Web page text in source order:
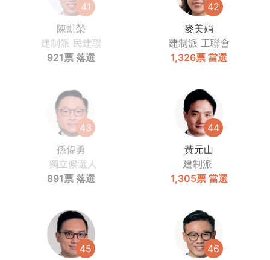
41
陳凱榮
建制派 民建聯
921票 落選
42
麥美娟
建制派 工聯會
1,326票 當選
43
孫偉勇
獨立候選人
891票 落選
44
黃元山
建制派
1,305票 當選
45
46